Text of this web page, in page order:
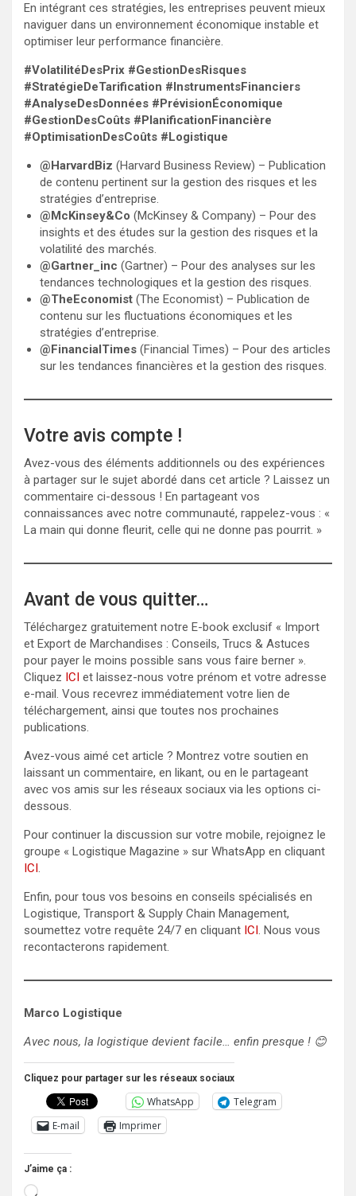
En intégrant ces stratégies, les entreprises peuvent mieux
naviguer dans un environnement économique instable et
optimiser leur performance financière.
#VolatilitéDesPrix #GestionDesRisques
#StratégieDeTarification #InstrumentsFinanciers
#AnalyseDesDonnées #PrévisionÉconomique
#GestionDesCoûts #PlanificationFinancière
#OptimisationDesCoûts #Logistique
@HarvardBiz (Harvard Business Review) – Publication
de contenu pertinent sur la gestion des risques et les
stratégies d’entreprise.
@McKinsey&Co (McKinsey & Company) – Pour des
insights et des études sur la gestion des risques et la
volatilité des marchés.
@Gartner_inc (Gartner) – Pour des analyses sur les
tendances technologiques et la gestion des risques.
@TheEconomist (The Economist) – Publication de
contenu sur les fluctuations économiques et les
stratégies d’entreprise.
@FinancialTimes (Financial Times) – Pour des articles
sur les tendances financières et la gestion des risques.
Votre avis compte !
Avez-vous des éléments additionnels ou des expériences
à partager sur le sujet abordé dans cet article ? Laissez un
commentaire ci-dessous ! En partageant vos
connaissances avec notre communauté, rappelez-vous : «
La main qui donne fleurit, celle qui ne donne pas pourrit. »
Avant de vous quitter…
Téléchargez gratuitement notre E-book exclusif « Import
et Export de Marchandises : Conseils, Trucs & Astuces
pour payer le moins possible sans vous faire berner ».
Cliquez ICI et laissez-nous votre prénom et votre adresse
e-mail. Vous recevrez immédiatement votre lien de
téléchargement, ainsi que toutes nos prochaines
publications.
Avez-vous aimé cet article ? Montrez votre soutien en
laissant un commentaire, en likant, ou en le partageant
avec vos amis sur les réseaux sociaux via les options ci-
dessous.
Pour continuer la discussion sur votre mobile, rejoignez le
groupe « Logistique Magazine » sur WhatsApp en cliquant
ICI .
Enfin, pour tous vos besoins en conseils spécialisés en
Logistique, Transport & Supply Chain Management,
soumettez votre requête 24/7 en cliquant ICI . Nous vous
recontacterons rapidement.
Marco Logistique
Avec nous, la logistique devient facile… enfin presque ! 😊
Cliquez pour partager sur les réseaux sociaux
WhatsApp
Telegram
E-mail
Imprimer
J’aime ça :
Chargement…